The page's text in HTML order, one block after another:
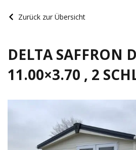
Zurück zur Übersicht
DELTA SAFFRON
11.00×3.70 , 2